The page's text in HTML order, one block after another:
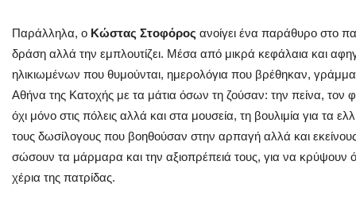
Παράλληλα, ο Κώστας Στοφόρος ανοίγει ένα παράθυρο στο
δράση αλλά την εμπλουτίζει. Μέσα από μικρά κεφάλαια και
ηλικιωμένων που θυμούνται, ημερολόγια που βρέθηκαν,
Αθήνα της Κατοχής με τα μάτια όσων τη ζούσαν: την πείνα,
όχι μόνο στις πόλεις αλλά και στα μουσεία, τη βουλιμία για τα
τους δωσίλογους που βοηθούσαν στην αρπαγή αλλά και
σώσουν τα μάρμαρα και την αξιοπρέπειά τους, για να
χέρια της πατρίδας.